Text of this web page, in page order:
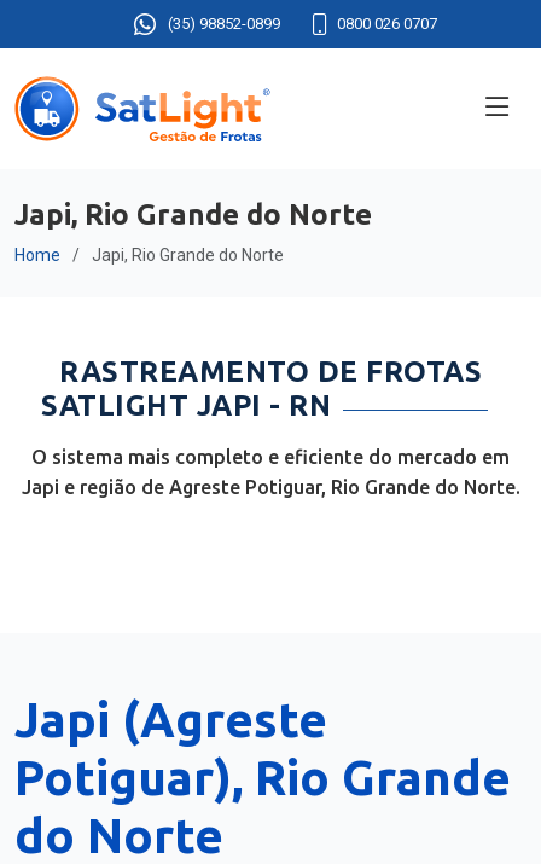
(35) 98852-0899 0800 026 0707
Japi, Rio Grande do Norte
Home Japi, Rio Grande do Norte
RASTREAMENTO DE FROTAS
SATLIGHT JAPI - RN
O sistema mais completo e eficiente do mercado em
Japi e região de Agreste Potiguar, Rio Grande do Norte.
Japi (Agreste
Potiguar), Rio Grande
do Norte